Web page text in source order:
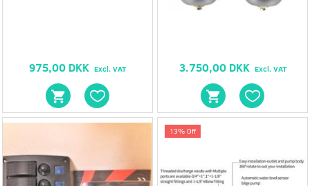
975,00 DKK Excl. VAT 3.750,00 DKK Excl. VAT
13% Off